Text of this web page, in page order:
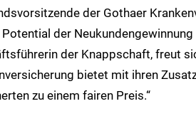
der Gothaer
der
der Knappschaft, freut
bietet mit ihren
zu einem fairen Preis.“